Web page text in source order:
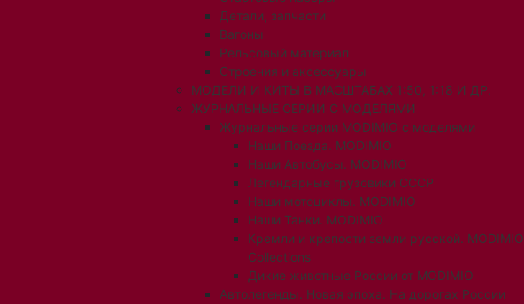
Детали, запчасти
Вагоны
Рельсовый материал
Строения и аксессуары
МОДЕЛИ И КИТЫ В МАСШТАБАХ 1:50, 1:18 И ДР.
ЖУРНАЛЬНЫЕ СЕРИИ С МОДЕЛЯМИ
Журнальные серии MODIMIO с моделями
Наши Поезда. MODIMIO
Наши Автобусы. MODIMIO
Легендарные грузовики СССР
Наши мотоциклы. MODIMIO
Наши Танки. MODIMIO
Кремли и крепости земли русской. MODIMIO
Collections
Дикие животные России от MODIMIO
Автолегенды. Новая эпоха. На дорогах России